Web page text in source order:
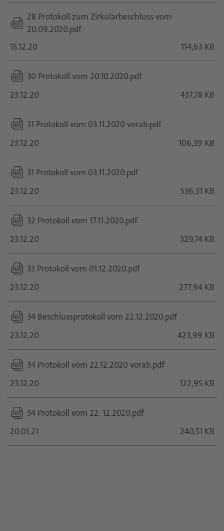
28 Protokoll zum Zirkularbeschluss vom
20.09.2020.pdf
15.12.20
114,63 KB
30 Protokoll vom 20.10.2020.pdf
23.12.20
437,78 KB
31 Protokoll vom 03.11.2020 vorab.pdf
23.12.20
106,39 KB
31 Protokoll vom 03.11.2020.pdf
23.12.20
536,31 KB
32 Protokoll vom 17.11.2020.pdf
23.12.20
329,74 KB
33 Protokoll vom 01.12.2020.pdf
23.12.20
277,94 KB
34 Beschlussprotokoll vom 22.12.2020.pdf
23.12.20
423,99 KB
34 Protokoll vom 22.12.2020 vorab.pdf
23.12.20
122,95 KB
34 Protokoll vom 22. 12.2020.pdf
20.01.21
240,51 KB